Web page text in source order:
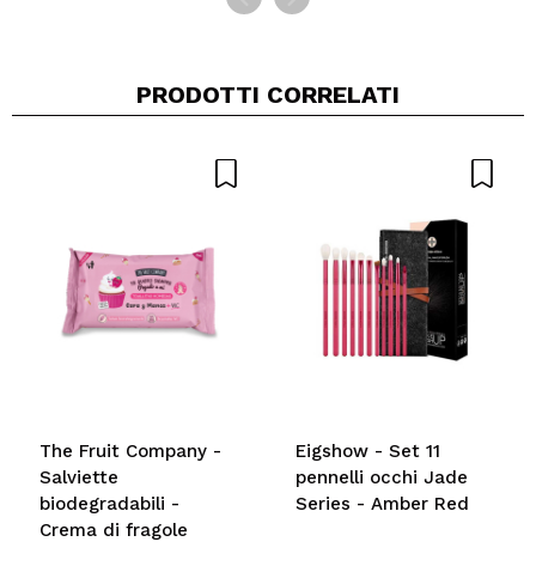
PRODOTTI CORRELATI
The Fruit Company -
Salviette
biodegradabili -
Crema di fragole
Eigshow - Set 11
pennelli occhi Jade
Series - Amber Red